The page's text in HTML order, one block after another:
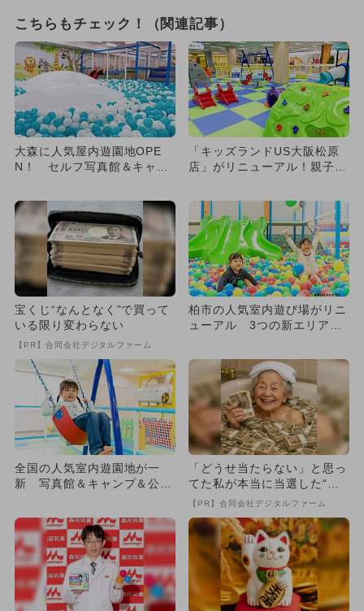
こちらもチェック！（関連記事）
大森に人気屋内遊園地OPE
N！ セルフ写真館＆キャン
「キッズランドUS大阪松原
店」がリニューアル！親子で
宝くじ“なんとなく”で買って
いる限り変わらない
【PR】合同会社デジタルファーム
柏市の人気室内遊び場がリニ
ューアル 3つの新エリアで
全国の人気室内遊園地が一
新 写真館＆キャンプ＆公園
「どうせ当たらない」と思っ
てた私が本当に当選した“買
い方”がこれ
【PR】合同会社デジタルファーム